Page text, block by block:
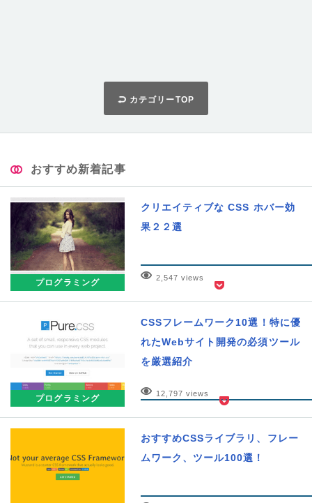
カテゴリーTOP
おすすめ新着記事
プログラミング
クリエイティブな CSS ホバー効
果２２選
2,547 views
プログラミング
CSSフレームワーク10選！特に優
れたWebサイト開発の必須ツール
を厳選紹介
12,797 views
おすすめCSSライブラリ、フレー
ムワーク、ツール100選！